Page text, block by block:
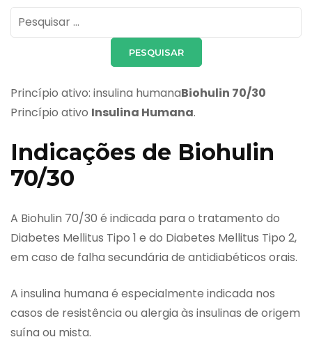
Pesquisar
por:
Princípio ativo: insulina humanaBiohulin 70/30
Princípio ativo Insulina Humana.
Indicações de Biohulin
70/30
A Biohulin 70/30 é indicada para o tratamento do
Diabetes Mellitus Tipo 1 e do Diabetes Mellitus Tipo 2,
em caso de falha secundária de antidiabéticos orais.
A insulina humana é especialmente indicada nos
casos de resistência ou alergia às insulinas de origem
suína ou mista.